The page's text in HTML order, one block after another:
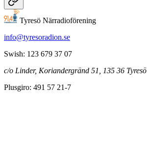
Tyresö Närradioförening
info@tyresoradion.se
Swish: 123 679 37 07
c/o Linder, Koriandergränd 51, 135 36 Tyresö
Plusgiro: 491 57 21-7